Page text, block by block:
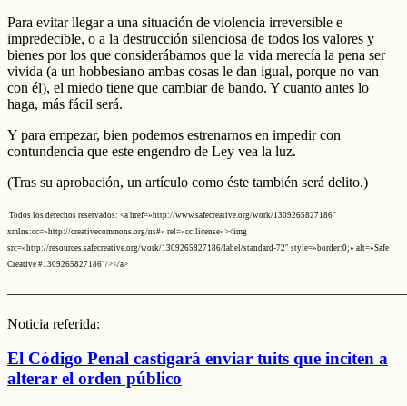
Para evitar llegar a una situación de violencia irreversible e
impredecible, o a la destrucción silenciosa de todos los valores y
bienes por los que considerábamos que la vida merecía la pena ser
vivida (a un hobbesiano ambas cosas le dan igual, porque no van
con él), el miedo tiene que cambiar de bando. Y cuanto antes lo
haga, más fácil será.
Y para empezar, bien podemos estrenarnos en impedir con
contundencia que este engendro de Ley vea la luz.
(Tras su aprobación, un artículo como éste también será delito.)
Todos los derechos reservados: <a href=»http://www.safecreative.org/work/1309265827186″
xmlns:cc=»http://creativecommons.org/ns#» rel=»cc:license»><img
src=»http://resources.safecreative.org/work/1309265827186/label/standard-72″ style=»border:0;» alt=»Safe
Creative #1309265827186″/></a>
Noticia referida:
El Código Penal castigará enviar tuits que inciten a
alterar el orden público